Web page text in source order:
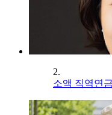
2.
소액 직역연